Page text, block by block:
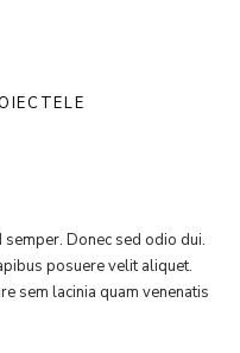
Donec sed odio dui.
posuere velit aliquet.
sem lacinia quam venenatis